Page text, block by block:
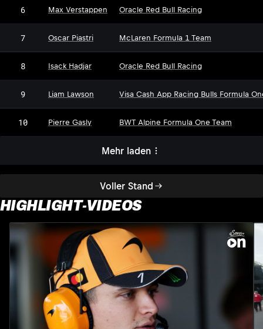
Voller Stand
6 Max Verstappen Oracle Red Bull Racing
7 Oscar Piastri McLaren Formula 1 Team
8 Isack Hadjar Oracle Red Bull Racing
9 Liam Lawson Visa Cash App Racing Bulls Formula
10 Pierre Gasly BWT Alpine Formula One Team
Mehr laden
HIGHLIGHT-VIDEOS